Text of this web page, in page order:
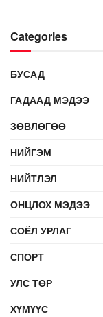
Categories
БУСАД
ГАДААД МЭДЭЭ
ЗӨВЛӨГӨӨ
НИЙГЭМ
НИЙТЛЭЛ
ОНЦЛОХ МЭДЭЭ
СОЁЛ УРЛАГ
СПОРТ
УЛС ТӨР
ХҮМҮҮС